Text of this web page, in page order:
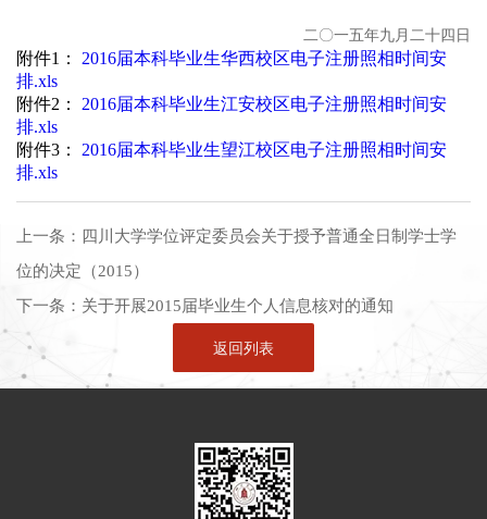
二〇一五年九月二十四日
附件1：
2016届本科毕业生华西校区电子注册照相时间安
排.xls
附件2：
2016届本科毕业生江安校区电子注册照相时间安
排.xls
附件3：
2016届本科毕业生望江校区电子注册照相时间安
排.xls
上一条： 四川大学学位评定委员会关于授予普通全日制学士学
位的决定（2015）
下一条： 关于开展2015届毕业生个人信息核对的通知
返回列表